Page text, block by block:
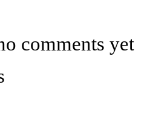
comments yet